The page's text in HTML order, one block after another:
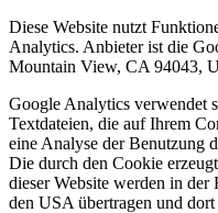
Diese Website nutzt
Analytics. Anbieter ist die
Mountain View, CA 94043,
Google Analytics verwendet
Textdateien, die auf Ihrem
eine Analyse der Benutzung
Die durch den Cookie
dieser Website werden in
den USA übertragen und dort